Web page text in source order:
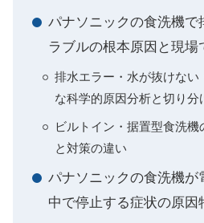
パナソニックの食洗機で
ラブルの根本原因と現場
排水エラー・水が抜けない
な科学的原因分析と切り分
ビルトイン・据置型食洗
と対策の違い
パナソニックの食洗機が
中で停止する症状の原